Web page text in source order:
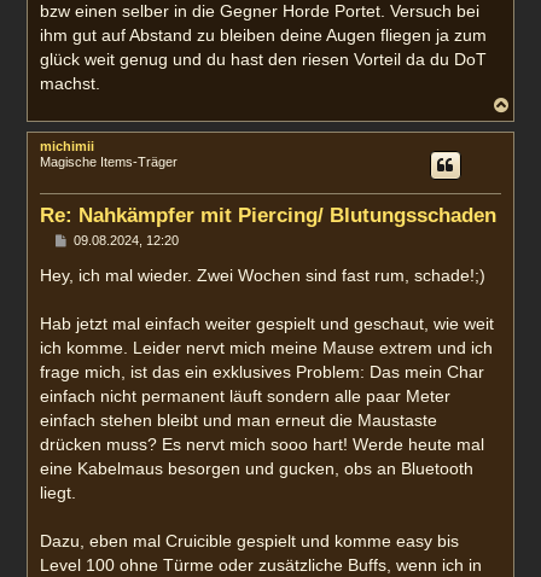
bzw einen selber in die Gegner Horde Portet. Versuch bei
ihm gut auf Abstand zu bleiben deine Augen fliegen ja zum
glück weit genug und du hast den riesen Vorteil da du DoT
machst.
a
c
michimii
Magische Items-Träger
Re: Nahkämpfer mit Piercing/ Blutungsschaden
B
i
t
g
09.08.2024, 12:20
Hey, ich mal wieder. Zwei Wochen sind fast rum, schade!;)
Hab jetzt mal einfach weiter gespielt und geschaut, wie weit
ich komme. Leider nervt mich meine Mause extrem und ich
frage mich, ist das ein exklusives Problem: Das mein Char
einfach nicht permanent läuft sondern alle paar Meter
einfach stehen bleibt und man erneut die Maustaste
drücken muss? Es nervt mich sooo hart! Werde heute mal
eine Kabelmaus besorgen und gucken, obs an Bluetooth
liegt.
Dazu, eben mal Cruicible gespielt und komme easy bis
Level 100 ohne Türme oder zusätzliche Buffs, wenn ich in